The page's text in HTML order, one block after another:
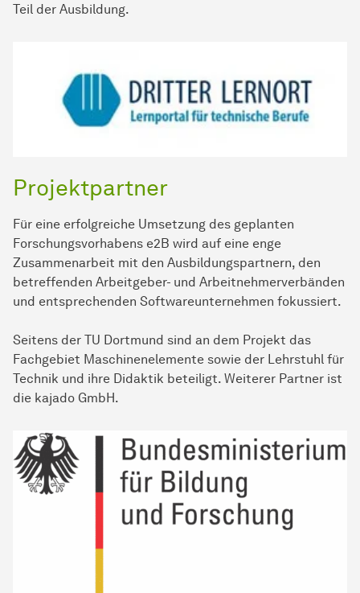
Teil der Ausbildung.
Projektpartner
Für eine erfolgreiche Umsetzung des geplanten
Forschungsvorhabens e2B wird auf eine enge
Zusammenarbeit mit den Ausbildungspartnern, den
betreffenden Arbeitgeber- und Arbeitnehmerverbänden
und entsprechenden Softwareunternehmen fokussiert.
Seitens der TU Dortmund sind an dem Projekt das
Fachgebiet Maschinenelemente sowie der Lehrstuhl für
Technik und ihre Didaktik beteiligt. Weiterer Partner ist
die kajado GmbH.